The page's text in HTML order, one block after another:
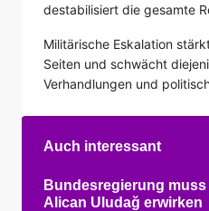
destabilisiert die gesamte
Militärische Eskalation
Seiten und schwächt
Verhandlungen und
Auch interessant
Bundesregierung
Alican Uludağ erwirken